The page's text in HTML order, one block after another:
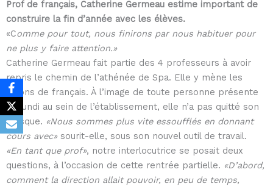
Prof de français, Catherine Germeau estime important de
construire la fin d’année avec les élèves.
«Comme pour tout, nous finirons par nous habituer pour
ne plus y faire attention.»
Catherine Germeau fait partie des 4 professeurs à avoir
repris le chemin de l’athénée de Spa. Elle y mène les
leçons de français. À l’image de toute personne présente
ce lundi au sein de l’établissement, elle n’a pas quitté son
masque. «Nous sommes plus vite essoufflés en donnant
cours avec» sourit-elle, sous son nouvel outil de travail.
«En tant que prof», notre interlocutrice se posait deux
questions, à l’occasion de cette rentrée partielle. «D’abord,
comment la direction allait pouvoir, en peu de temps,